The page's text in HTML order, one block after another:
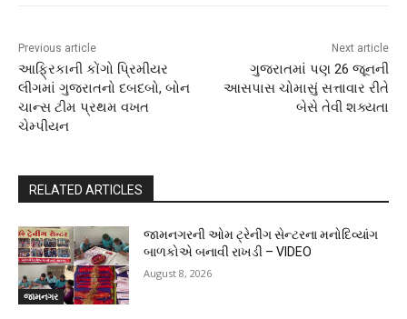
Previous article
આફ્રિકાની કોંગો પ્રિમીયર
લીગમાં ગુજરાતનો દબદબો, બોન
ચાન્સ ટીમ પ્રથમ વખત
ચેમ્પીયન
Next article
ગુજરાતમાં પણ 26 જૂનની
આસપાસ ચોમાસું સત્તાવાર રીતે
બેસે તેવી શક્યતા
RELATED ARTICLES
જામનગર
જામનગરની ઓમ ટ્રેનીંગ સેન્ટરના મનોદિવ્યાંગ
બાળકોએ બનાવી રાખડી – VIDEO
August 8, 2026